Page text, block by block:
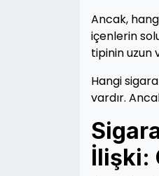
Ancak,
içenlerin
tipinin uzun
Hangi
vardır.
İlişki: